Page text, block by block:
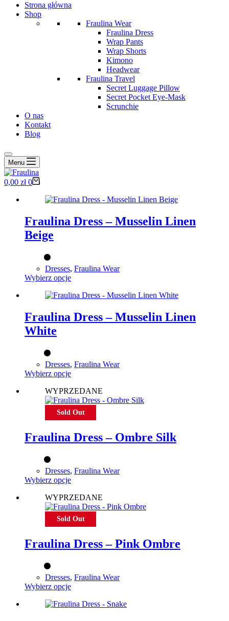
Strona główna
Shop
Fraulina Wear
Fraulina Dress
Wrap Pants
Wrap Shorts
Kimono
Headwear
Fraulina Travel
Secret Luggage Pillow
Secret Pocket Eye-Mask
Scrunchie
O nas
Kontakt
Blog
Menu
Koszyk
0,00 zł 0
Fraulina Dress – Musselin Linen
Beige
Dresses, Fraulina Wear
Wybierz opcjeTen
ma
wariantów.
Opcje
stronie
produktu
Fraulina Dress – Musselin Linen
White
Dresses, Fraulina Wear
Wybierz opcjeTen
ma
wiele
wariantów.
Opcje
wybrać
WYPRZEDANE
Sold Out
Fraulina Dress – Ombre Silk
Dresses, Fraulina Wear
Wybierz opcjeTen
ma
wiele
wariantów.
Opcje
wybrać
WYPRZEDANE
Sold Out
Fraulina Dress – Pink Ombre
Dresses, Fraulina Wear
Wybierz opcjeTen
ma